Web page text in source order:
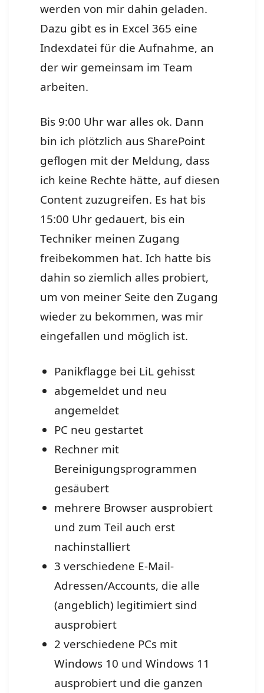
werden von mir dahin geladen.
Dazu gibt es in Excel 365 eine
Indexdatei für die Aufnahme, an
der wir gemeinsam im Team
arbeiten.
Bis 9:00 Uhr war alles ok. Dann
bin ich plötzlich aus SharePoint
geflogen mit der Meldung, dass
ich keine Rechte hätte, auf diesen
Content zuzugreifen. Es hat bis
15:00 Uhr gedauert, bis ein
Techniker meinen Zugang
freibekommen hat. Ich hatte bis
dahin so ziemlich alles probiert,
um von meiner Seite den Zugang
wieder zu bekommen, was mir
eingefallen und möglich ist.
Panikflagge bei LiL gehisst
abgemeldet und neu
angemeldet
PC neu gestartet
Rechner mit
Bereinigungsprogrammen
gesäubert
mehrere Browser ausprobiert
und zum Teil auch erst
nachinstalliert
3 verschiedene E-Mail-
Adressen/Accounts, die alle
(angeblich) legitimiert sind
ausprobiert
2 verschiedene PCs mit
Windows 10 und Windows 11
ausprobiert und die ganzen